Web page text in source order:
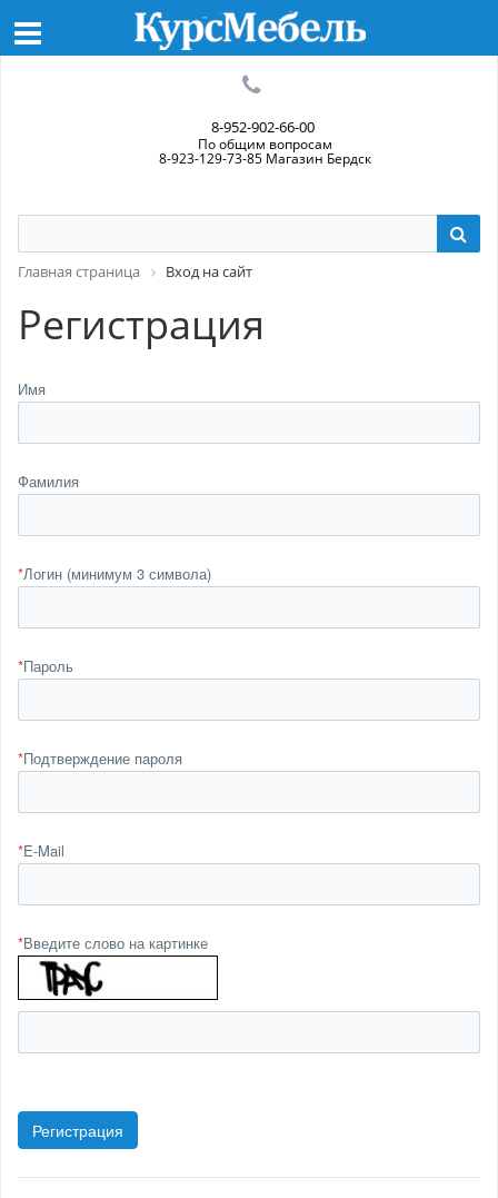
8-952-902-66-00
По общим вопросам
8-923-129-73-85 Магазин Бердск
Главная страница Вход на сайт
Регистрация
Имя
Фамилия
*Логин (минимум 3 символа)
*Пароль
*Подтверждение пароля
*E-Mail
*Введите слово на картинке